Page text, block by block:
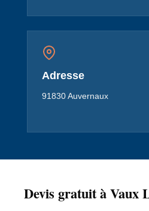
Adresse
91830 Auvernaux
Devis gratuit à Vaux